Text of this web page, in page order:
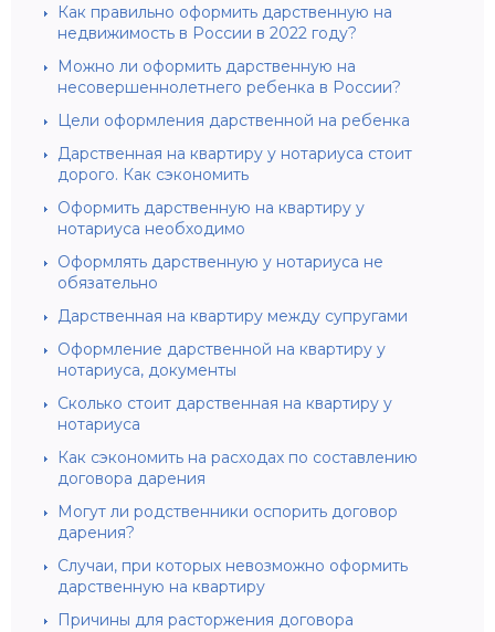
Как правильно оформить дарственную на
недвижимость в России в 2022 году?
Можно ли оформить дарственную на
несовершеннолетнего ребенка в России?
Цели оформления дарственной на ребенка
Дарственная на квартиру у нотариуса стоит
дорого. Как сэкономить
Оформить дарственную на квартиру у
нотариуса необходимо
Оформлять дарственную у нотариуса не
обязательно
Дарственная на квартиру между супругами
Оформление дарственной на квартиру у
нотариуса, документы
Сколько стоит дарственная на квартиру у
нотариуса
Как сэкономить на расходах по составлению
договора дарения
Могут ли родственники оспорить договор
дарения?
Случаи, при которых невозможно оформить
дарственную на квартиру
Причины для расторжения договора